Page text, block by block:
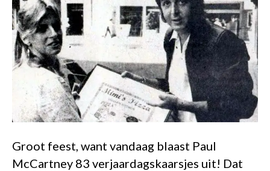
Groot feest, want vandaag blaast Paul
McCartney 83 verjaardagskaarsjes uit! Dat